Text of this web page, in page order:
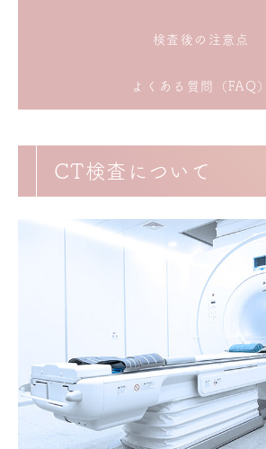
検査後の注意点
よくある質問（FAQ）
CT検査について